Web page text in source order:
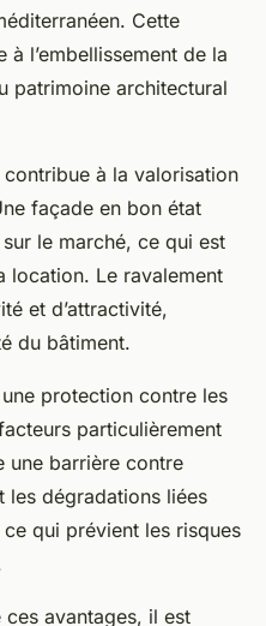
Cette
l’embellissement de la
patrimoine architectural
à la valorisation
façade en bon état
le marché, ce qui est
location. Le ravalement
et d’attractivité,
du bâtiment.
protection contre les
particulièrement
une barrière contre
les dégradations liées
qui prévient les risques
avantages, il est